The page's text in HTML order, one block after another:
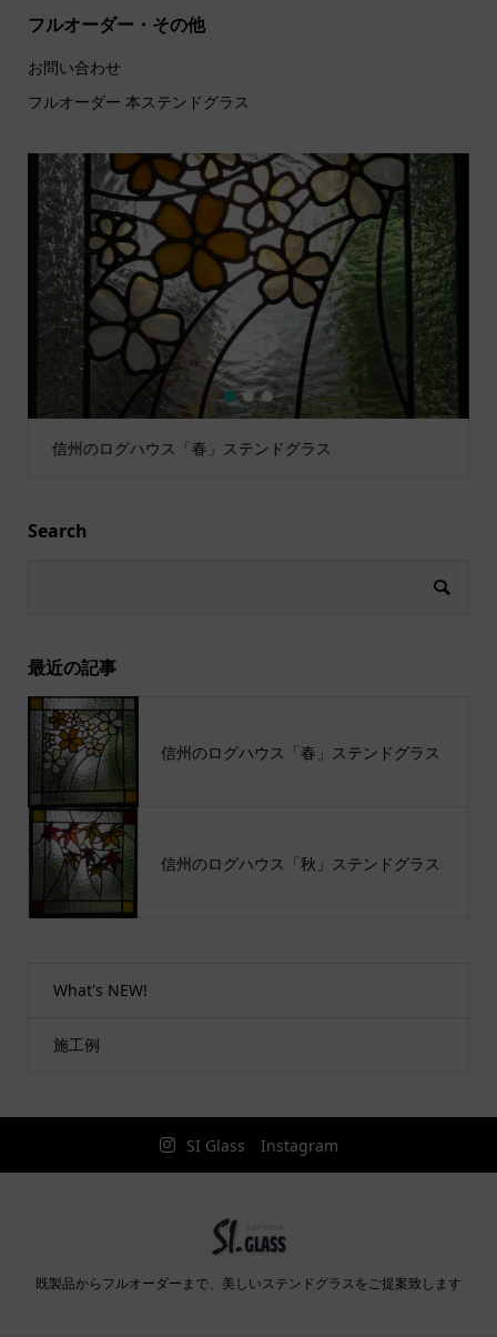
フルオーダー・その他
お問い合わせ
フルオーダー 本ステンドグラス
信州のログハウス「春」ステンドグラス
1 2 3
Search
最近の記事
信州のログハウス「春」ステンドグラス
信州のログハウス「秋」ステンドグラス
What's NEW!
施工例
SI Glass Instagram
既製品からフルオーダーまで、美しいステンドグラスをご提案致します